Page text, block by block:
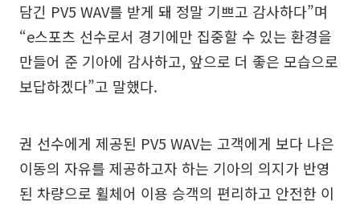
담긴 PV5 WAV를 받게 돼 정말 기쁘고 감사하다”며
“e스포츠 선수로서 경기에만 집중할 수 있는 환경을
만들어 준 기아에 감사하고, 앞으로 더 좋은 모습으로
보답하겠다”고 말했다.
권 선수에게 제공된 PV5 WAV는 고객에게 보다 나은
이동의 자유를 제공하고자 하는 기아의 의지가 반영
된 차량으로 휠체어 이용 승객의 편리하고 안전한 이